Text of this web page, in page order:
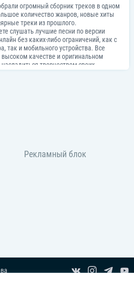
огромный сборник треков в одном
количество жанров, новые хиты
треки из прошлого.
слушать лучшие песни по версии
без каких-либо ограничений, как с
так и мобильного устройства. Все
качестве и оригинальном
творчеством своих